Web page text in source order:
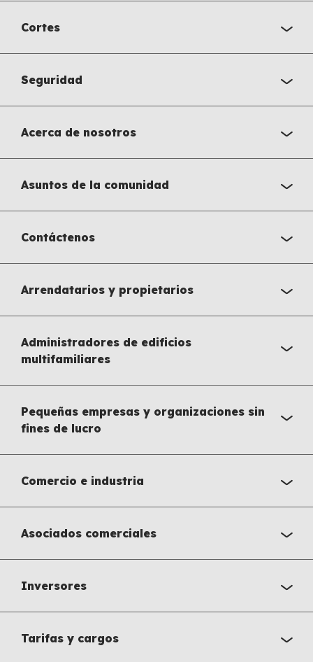
Cortes
Seguridad
Acerca de nosotros
Asuntos de la comunidad
Contáctenos
Arrendatarios y propietarios
Administradores de edificios
multifamiliares
Pequeñas empresas y organizaciones sin
fines de lucro
Comercio e industria
Asociados comerciales
Inversores
Tarifas y cargos